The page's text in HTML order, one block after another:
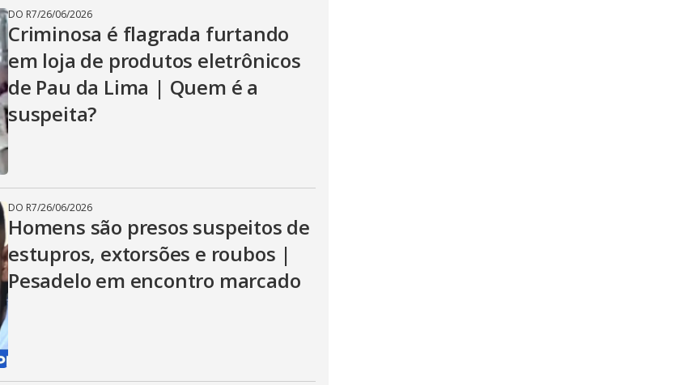
DO R7/26/06/2026
Criminosa é flagrada furtando
em loja de produtos eletrônicos
de Pau da Lima | Quem é a
suspeita?
DO R7/26/06/2026
Homens são presos suspeitos de
estupros, extorsões e roubos |
Pesadelo em encontro marcado